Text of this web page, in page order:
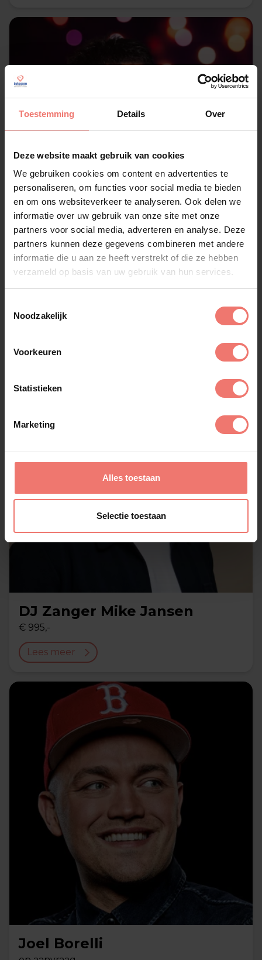
Toestemming Details Over
Deze website maakt gebruik van cookies
We gebruiken cookies om content en advertenties te
personaliseren, om functies voor social media te bieden
en om ons websiteverkeer te analyseren. Ook delen we
informatie over uw gebruik van onze site met onze
partners voor social media, adverteren en analyse. Deze
partners kunnen deze gegevens combineren met andere
informatie die u aan ze heeft verstrekt of die ze hebben
verzameld op basis van uw gebruik van hun services.
Noodzakelijk
Voorkeuren
Statistieken
Marketing
Alles toestaan
Selectie toestaan
Robert Pouwels
Lees meer
DJ Zanger Mike Jansen
€ 995,-
Lees meer
Joel Borelli